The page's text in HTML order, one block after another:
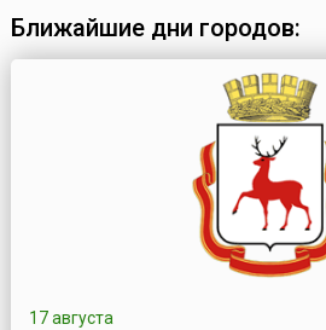
Ближайшие дни городов:
17 августа